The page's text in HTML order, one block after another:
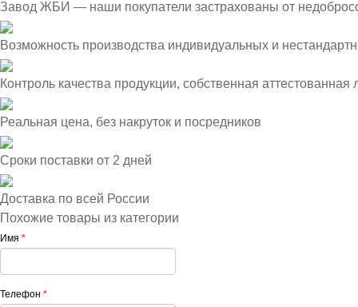
Завод ЖБИ — наши покупатели застрахованы от
Возможность производства индивидуальных и
Контроль качества продукции, собственная аттестованная
Реальная цена, без накруток и посредников
Сроки поставки от 2 дней
Доставка по всей России
Похожие товары из категории
Имя *
Телефон *